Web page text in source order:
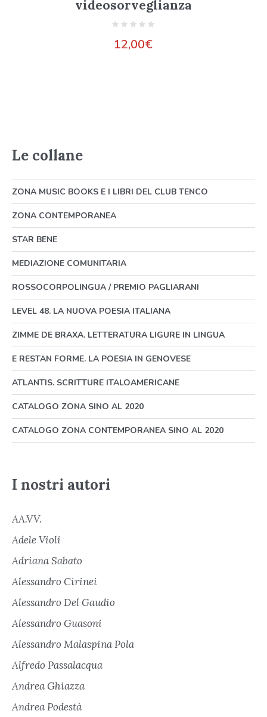
videosorveglianza
12,00€
Le collane
ZONA MUSIC BOOKS E I LIBRI DEL CLUB TENCO
ZONA CONTEMPORANEA
STAR BENE
MEDIAZIONE COMUNITARIA
ROSSOCORPOLINGUA / PREMIO PAGLIARANI
LEVEL 48. LA NUOVA POESIA ITALIANA
ZIMME DE BRAXA. LETTERATURA LIGURE IN LINGUA
E RESTAN FORME. LA POESIA IN GENOVESE
ATLANTIS. SCRITTURE ITALOAMERICANE
CATALOGO ZONA SINO AL 2020
CATALOGO ZONA CONTEMPORANEA SINO AL 2020
I nostri autori
AA.VV.
Adele Violi
Adriana Sabato
Alessandro Cirinei
Alessandro Del Gaudio
Alessandro Guasoni
Alessandro Malaspina Pola
Alfredo Passalacqua
Andrea Ghiazza
Andrea Podestà